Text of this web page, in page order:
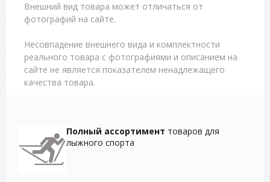
Внешний вид товара может отличаться от
фотографий на сайте.
Несовпадение внешнего вида и комплектности
реального товара с фотографиями и описанием на
сайте не является показателем ненадлежащего
качества товара.
Полный ассортимент товаров для
лыжного спорта